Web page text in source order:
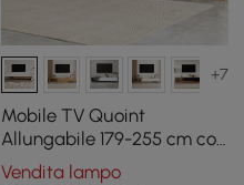
+7
Mobile TV Quoint
Allungabile 179-255 cm con
3 Cassetti
Vendita lampo